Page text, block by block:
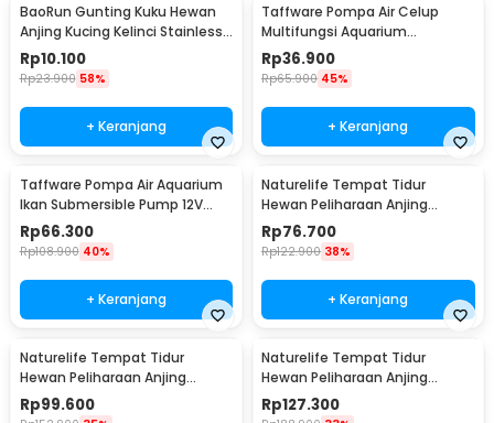
BaoRun Gunting Kuku Hewan
Anjing Kucing Kelinci Stainless
Steel - 5X
Rp10.100
Rp23.900 58%
+ Keranjang
Taffware Pompa Air Celup
Multifungsi Aquarium
Submersible Pump 12V - QR30E
Rp36.900
Rp65.900 45%
+ Keranjang
Taffware Pompa Air Aquarium
Ikan Submersible Pump 12V
22W - 12V5M
Rp66.300
Rp108.900 40%
+ Keranjang
Naturelife Tempat Tidur
Hewan Peliharaan Anjing
Kucing Pet Dog Bed Size L -
NR884
Rp76.700
Rp122.900 38%
+ Keranjang
Naturelife Tempat Tidur
Hewan Peliharaan Anjing
Kucing Pet Dog Bed Size XL -
NR884
Rp99.600
Naturelife Tempat Tidur
Hewan Peliharaan Anjing
Kucing Pet Dog Bed Size XXL -
NR884
Rp127.300